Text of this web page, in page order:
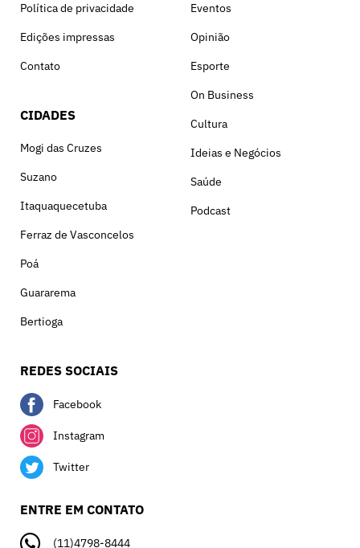
Política de privacidade
Edições impressas
Contato
CIDADES
Mogi das Cruzes
Suzano
Itaquaquecetuba
Ferraz de Vasconcelos
Poá
Guararema
Bertioga
Eventos
Opinião
Esporte
On Business
Cultura
Ideias e Negócios
Saúde
Podcast
REDES SOCIAIS
Facebook
Instagram
Twitter
ENTRE EM CONTATO
(11)4798-8444